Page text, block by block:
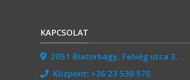
KAPCSOLAT
2051 Biatorbágy, Felvég utca 3.
Központ: +36 23 530 570